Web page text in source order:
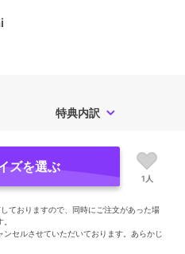
特典内訳
ズを選ぶ
1人
ておりますので、同時にご注文があった場
セルさせていただいております。あらかじ